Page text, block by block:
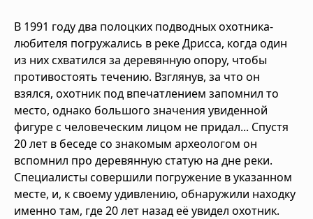
В 1991 году два полоцких подводных охотника-
любителя погружались в реке Дрисса, когда один
из них схватился за деревянную опору, чтобы
противостоять течению. Взглянув, за что он
взялся, охотник под впечатлением запомнил то
место, однако большого значения увиденной
фигуре с человеческим лицом не придал... Спустя
20 лет в беседе со знакомым археологом он
вспомнил про деревянную статую на дне реки.
Специалисты совершили погружение в указанном
месте, и, к своему удивлению, обнаружили находку
именно там, где 20 лет назад её увидел охотник.